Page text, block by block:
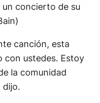
concierto de su
canción, esta
con ustedes. Estoy
la comunidad
dijo.